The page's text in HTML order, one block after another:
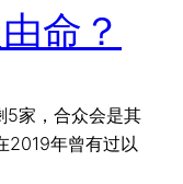
命？
5家，合众会是其
2019年曾有过以